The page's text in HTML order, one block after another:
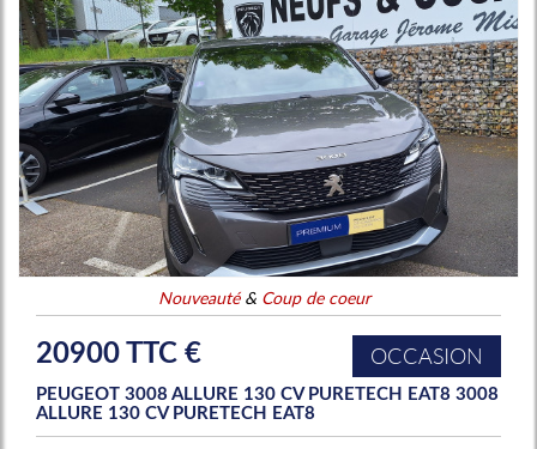
Nouveauté& Coup de coeur
20900 TTC € OCCASION
PEUGEOT 3008 ALLURE 130 CV PURETECH EAT8 3008
ALLURE 130 CV PURETECH EAT8